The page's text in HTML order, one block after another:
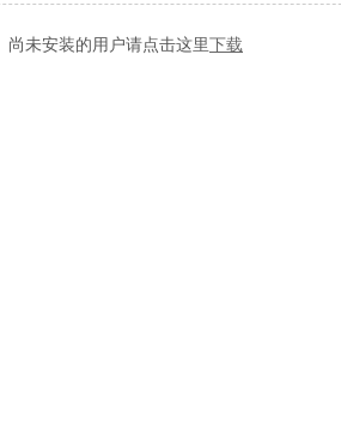
尚未安装的用户请点击这里下载